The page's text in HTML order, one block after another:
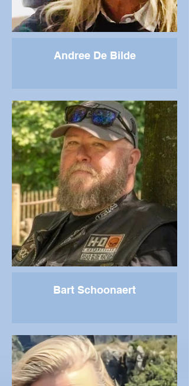
Andree De Bilde
Bart Schoonaert